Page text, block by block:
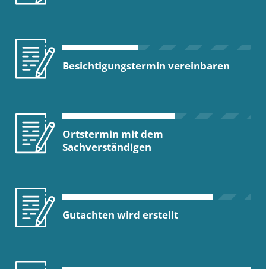
Besichtigungstermin vereinbaren
Ortstermin mit dem
Sachverständigen
Gutachten wird erstellt